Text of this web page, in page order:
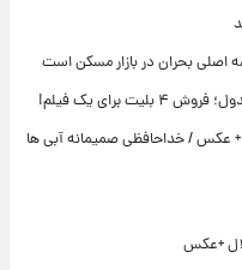
اصلی بحران در بازار مسکن است
برای یک فیلم!
+ عکس / خداحافظی صمیمانه آبی ها
+عکس